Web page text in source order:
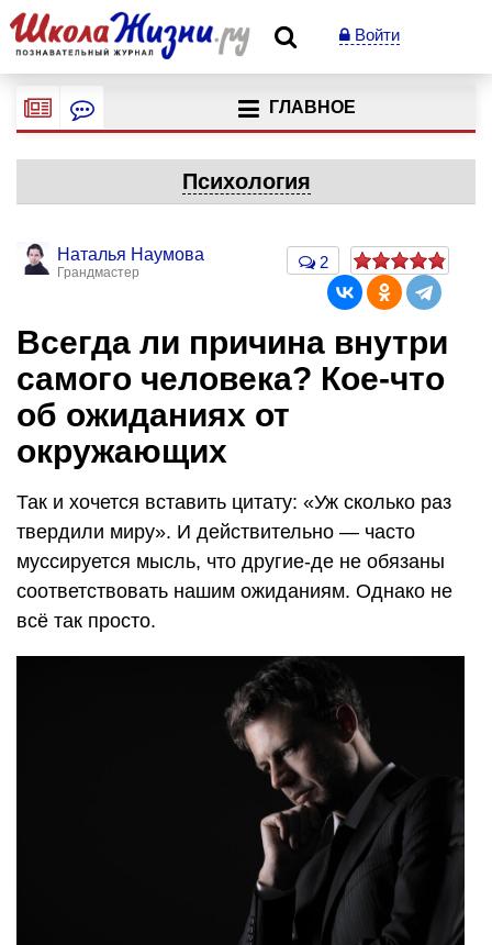
Войти
ГЛАВНОЕ
Психология
Наталья Наумова
Грандмастер
2
Всегда ли причина внутри
самого человека? Кое-что
об ожиданиях от
окружающих
Так и хочется вставить цитату: «Уж сколько раз
твердили миру». И действительно — часто
муссируется мысль, что другие-де не обязаны
соответствовать нашим ожиданиям. Однако не
всё так просто.